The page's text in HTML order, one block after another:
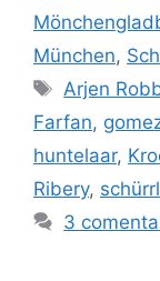
München,
Etiquetas
Arjen
Farfan,
huntelaar,
Ribery,
3